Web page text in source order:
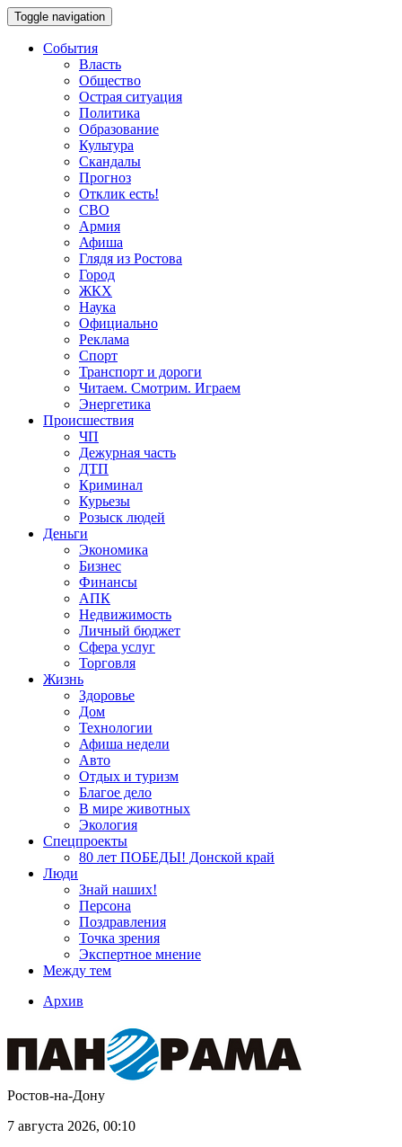
Toggle navigation
События
Власть
Общество
Острая ситуация
Политика
Образование
Культура
Скандалы
Прогноз
Отклик есть!
СВО
Армия
Афиша
Глядя из Ростова
Город
ЖКХ
Наука
Официально
Реклама
Спорт
Транспорт и дороги
Читаем. Смотрим. Играем
Энергетика
Происшествия
ЧП
Дежурная часть
ДТП
Криминал
Курьезы
Розыск людей
Деньги
Экономика
Бизнес
Финансы
АПК
Недвижимость
Личный бюджет
Сфера услуг
Торговля
Жизнь
Здоровье
Дом
Технологии
Афиша недели
Авто
Отдых и туризм
Благое дело
В мире животных
Экология
Спецпроекты
80 лет ПОБЕДЫ! Донской край
Люди
Знай наших!
Персона
Поздравления
Точка зрения
Экспертное мнение
Между тем
Архив
Ростов-на-Дону
7 августа 2026, 00:10